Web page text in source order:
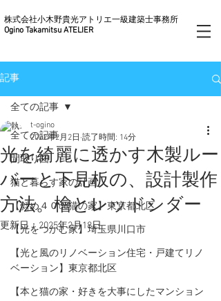
株式会社小木野貴光アトリエ一級建築士事務所
Ogino Takamitsu ATELIER
記事
全ての記事
間取り図
猫と暮らす家の計画
【斜め４０do猫の家】東京都北区
【光をつかむ家】埼玉県川口市
【光と風のリノベーション住宅・戸建てリノ
ベーション】東京都北区
【本と猫の家・好きを大事にしたマンション
全ての記事
光を綺麗に透かす木製ルー
バーと下見板の、設計製作
方法。檜とレッドシダー
t-ogino
2022年2月2日 読了時間: 14分
更新日：2025年2月18日